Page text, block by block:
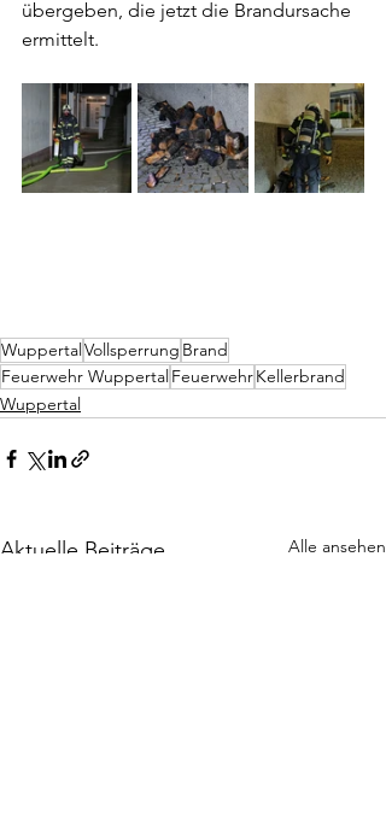
übergeben, die jetzt die Brandursache
ermittelt.
WuppertalVollsperrung Brand
Feuerwehr WuppertalFeuerwehrKellerbrand
Wuppertal
Aktuelle Beiträge Alle ansehen